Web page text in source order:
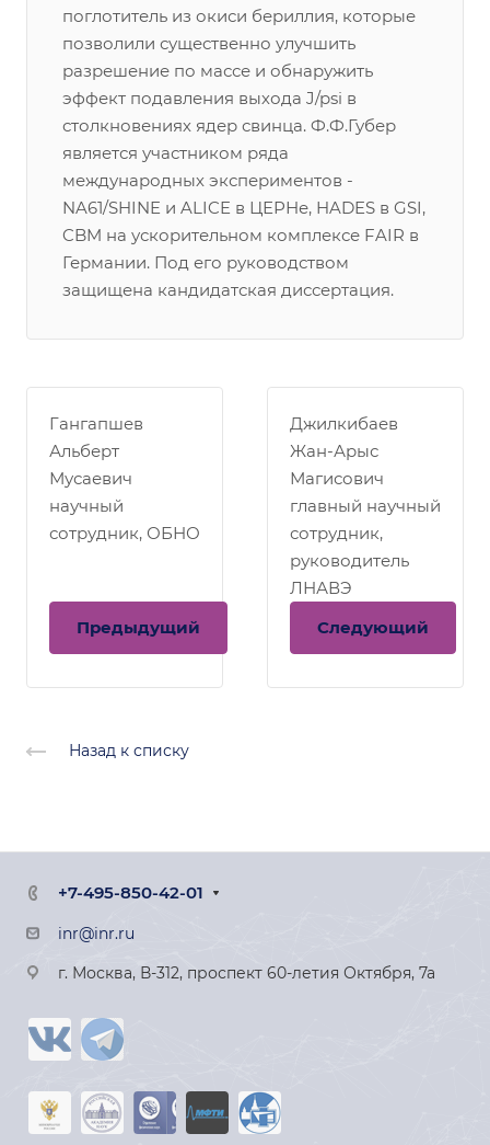
поглотитель из окиси бериллия, которые
позволили существенно улучшить
разрешение по массе и обнаружить
эффект подавления выхода J/psi в
столкновениях ядер свинца. Ф.Ф.Губер
является участником ряда
международных экспериментов -
NA61/SHINE и ALICE в ЦЕРНе, HADES в GSI,
CBM на ускорительном комплексе FAIR в
Германии. Под его руководством
защищена кандидатская диссертация.
Гангапшев
Альберт
Мусаевич
научный
сотрудник, ОБНО
Предыдущий
Джилкибаев
Жан-Арыс
Магисович
главный научный
сотрудник,
руководитель
ЛНАВЭ
Следующий
Назад к списку
+7-495-850-42-01
inr@inr.ru
г. Москва, В-312, проспект 60-летия Октября, 7а